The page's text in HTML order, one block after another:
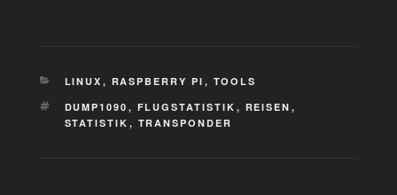
KATEGORIEN
LINUX , RASPBERRY PI , TOOLS
SCHLAGWÖRTER
DUMP1090 , FLUGSTATISTIK , REISEN ,
STATISTIK , TRANSPONDER